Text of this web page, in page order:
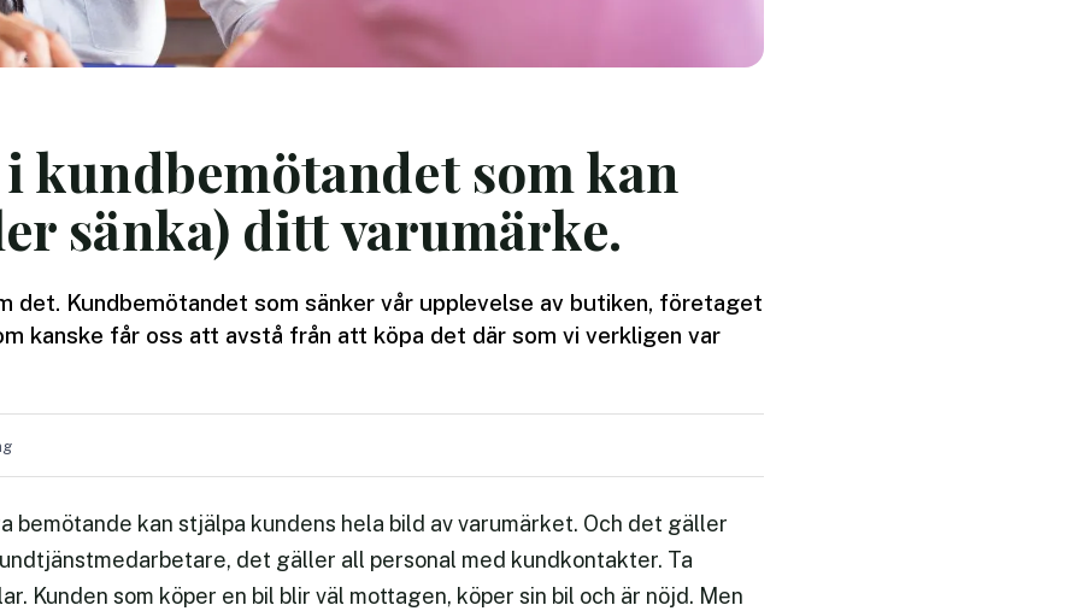
kundbemötandet som kan
sänka) ditt varumärke.
det. Kundbemötandet som sänker vår upplevelse av butiken, företaget
kanske får oss att avstå från att köpa det där som vi verkligen var
bemötande kan stjälpa kundens hela bild av varumärket. Och det gäller
det gäller all personal med kundkontakter. Ta
Kunden som köper en bil blir väl mottagen, köper sin bil och är nöjd. Men